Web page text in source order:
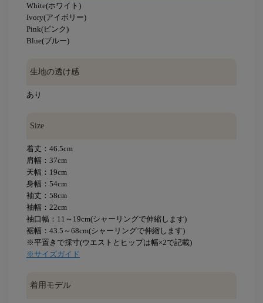
White(ホワイト)
Ivory(アイボリー)
Pink(ピンク)
Blue(ブルー)
生地の透け感
あり
Size
着丈：46.5cm
肩幅：37cm
天幅：19cm
身幅：54cm
袖丈：58cm
袖幅：22cm
袖口幅：11～19cm(シャーリングで伸縮します)
裾幅：43.5～68cm(シャーリングで伸縮します)
※平置きで採寸(ウエストとヒップは幅×2で記載)
※サイズガイド
着用モデル